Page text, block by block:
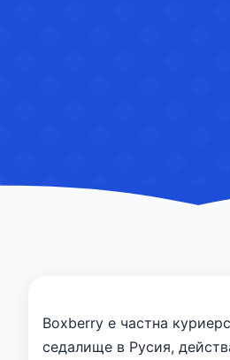
Boxberry е частна
седалище в Русия,